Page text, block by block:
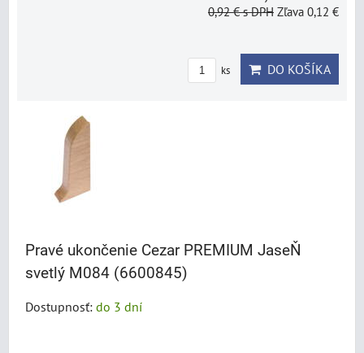
0,92 €s DPH Zľava 0,12 €
ks DO KOŠÍKA
Pravé ukončenie Cezar PREMIUM JaseŇ
svetlý M084 (6600845)
Dostupnosť: do 3 dní